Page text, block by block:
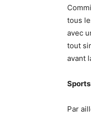
tous
avec
tout
avant
Par